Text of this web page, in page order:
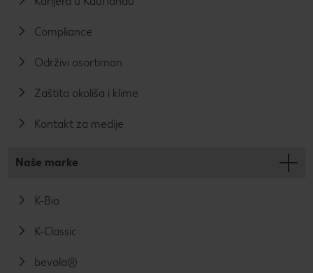
Compliance
Održivi asortiman
Zaštita okoliša i klime
Kontakt za medije
Naše marke
K-Bio
K-Classic
bevola®